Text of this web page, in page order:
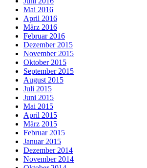
Mai 2016
April 2016
März 2016
Februar 2016
Dezember 2015
November 2015
Oktober 2015
September 2015
August 2015
Juli 2015
Juni 2015
Mai 2015
April 2015
März 2015
Februar 2015
Januar 2015
Dezember 2014
November 2014